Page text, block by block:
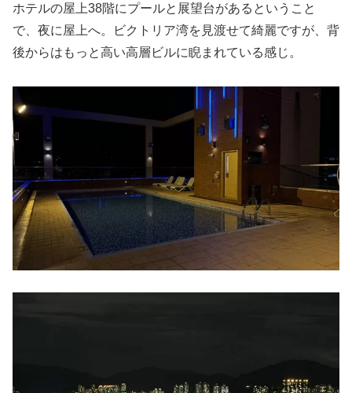
ホテルの屋上38階にプールと展望台があるということ
で、夜に屋上へ。ビクトリア湾を見渡せて綺麗ですが、背
後からはもっと高い高層ビルに睨まれている感じ。